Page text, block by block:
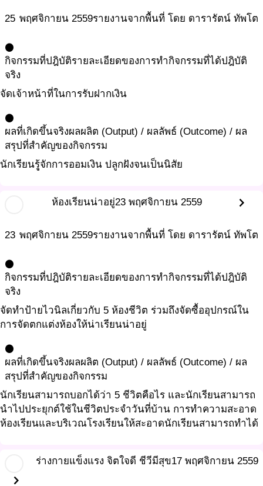
25 พฤศจิกายน 2559รายงานจากพื้นที่ โดย ดารารัตน์ ทัพโต
circle
กิจกรรมที่ปฎิบัติรายละเอียดของการทำกิจกรรมที่ได้ปฎิบัติ
จริง
จัดเจ้าหน้าที่ในการรับฝากเงิน
circle
ผลที่เกิดขึ้นจริงผลผลิต (Output) / ผลลัพธ์ (Outcome) / ผล
สรุปที่สำคัญของกิจกรรม
นักเรียนรุู้จักการออมเงิน ปลูกฝังจนเป็นนิสัย
ห้องเรียนน่าอยู่23 พฤศจิกายน 2559 chevron_right
23 พฤศจิกายน 2559รายงานจากพื้นที่ โดย ดารารัตน์ ทัพโต
circle
กิจกรรมที่ปฎิบัติรายละเอียดของการทำกิจกรรมที่ได้ปฎิบัติ
จริง
จัดทำป้ายไวนิลเกี่ยวกับ 5 ห้องชีวิต ร่วมถึงจัดซื้ออุปกรณ์ใน
การจัดตกแต่งห้องให้น่าเรียนน่าอยู่
circle
ผลที่เกิดขึ้นจริงผลผลิต (Output) / ผลลัพธ์ (Outcome) / ผล
สรุปที่สำคัญของกิจกรรม
นักเรียนสามารถบอกได้ว่า 5 ชีวิตคือไร และนักเรียนสามารถ
นำไปประยุกต์ใช้ในชีวิตประจำวันที่บ้าน การทำความสะอาด
ห้องเรียนและบริเวณโรงเรียนให้สะอาดนักเรียนสามารถทำได้
ร่างกายแข็งแรง จิตใจดี ชีวีมีสุข17 พฤศจิกายน 2559
chevron_right